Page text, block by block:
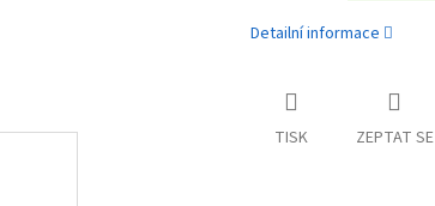
Detailní informace
TISK ZEPTAT SE